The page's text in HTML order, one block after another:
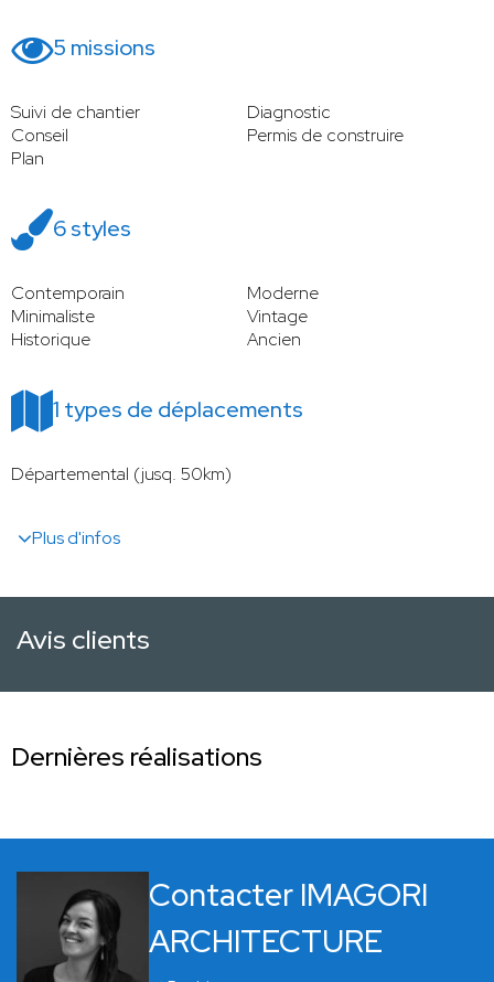
5 missions
Suivi de chantier
Diagnostic
Conseil
Permis de construire
Plan
6 styles
Contemporain
Moderne
Minimaliste
Vintage
Historique
Ancien
1 types de déplacements
Départemental (jusq. 50km)
Plus d'infos
Avis clients
Dernières réalisations
Contacter IMAGORI
ARCHITECTURE